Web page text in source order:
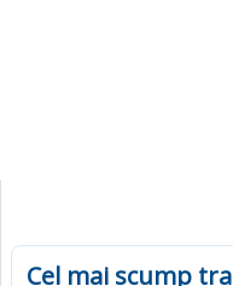
Cel mai scump